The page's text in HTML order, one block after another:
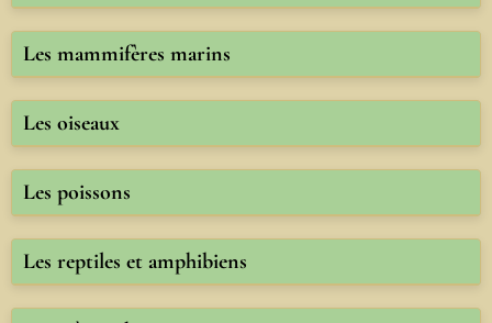
Les mammifères marins
Les oiseaux
Les poissons
Les reptiles et amphibiens